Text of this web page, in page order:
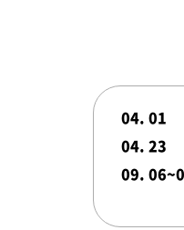
04. 01
04. 23
09.